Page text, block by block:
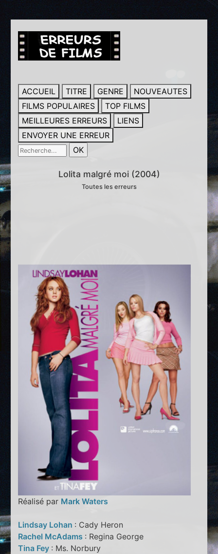
ACCUEIL TITRE GENRE
NOUVEAUTES
FILMS POPULAIRES
TOP FILMS
MEILLEURES ERREURS
LIENS
ENVOYER UNE ERREUR
Lolita malgré moi (2004)
Toutes les erreurs
Réalisé par Mark Waters
Lindsay Lohan : Cady Heron
Rachel McAdams : Regina George
Tina Fey : Ms. Norbury